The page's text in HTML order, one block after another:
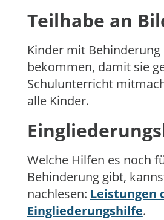
Teilhabe an
Kinder mit
bekommen, damit sie
Schulunterricht
alle Kinder.
Welche Hilfen es noch
Behinderung gibt,
nachlesen: Leistungen
Eingliederungshilfe.